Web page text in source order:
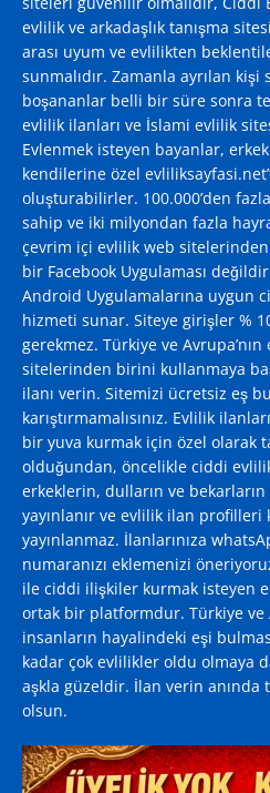
evlilik ve arkadaşlık tanışma
arası uyum ve evlilikten
sunmalıdır. Zamanla ayrılan kişi
boşananlar belli bir süre sonra
evlilik ilanları ve İslami evlilik
Evlenmek isteyen bayanlar,
kendilerine özel
oluşturabilirler. 100.000’den
sahip ve iki milyondan fazla
çevrim içi evlilik web
bir Facebook Uygulaması
Android Uygulamalarına uygun
hizmeti sunar. Siteye girişler %
gerekmez. Türkiye ve
sitelerinden birini kullanmaya
ilanı verin. Sitemizi ücretsiz eş
karıştırmamalısınız. Evlilik
bir yuva kurmak için özel olarak
olduğundan, öncelikle ciddi
erkeklerin, dulların ve
yayınlanır ve evlilik ilan
yayınlanmaz. İlanlarınıza
numaranızı eklemenizi
ile ciddi ilişkiler kurmak isteyen
ortak bir platformdur. Türkiye ve
insanların hayalindeki eşi
kadar çok evlilikler oldu olmaya
aşkla güzeldir. İlan verin anında
olsun.